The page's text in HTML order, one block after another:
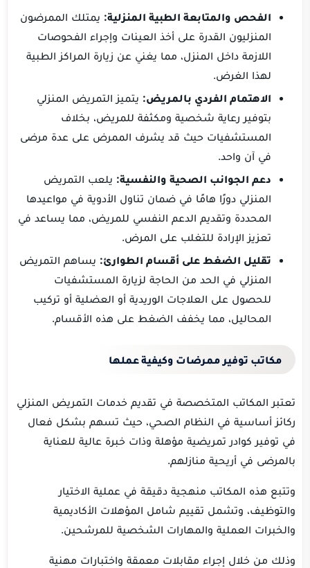
الفحص والمتابعة الطبية المنزلية: يمتلك الممرضون
المنزليون القدرة على أخذ العينات وإجراء الفحوصات
اللازمة داخل المنزل، مما يغني عن زيارة المراكز الطبية
لهذا الغرض.
الاهتمام الفردي بالمريض: يتميز التمريض المنزلي
بتوفير رعاية شخصية ومكثفة للمريض، بخلاف
المستشفيات حيث قد يشرف الممرض على عدة مرضى
في آن واحد.
دعم الجوانب الصحية والنفسية: يلعب التمريض
المنزلي دورًا هامًا في ضمان تناول الأدوية في مواعيدها
المحددة وتقديم الدعم النفسي للمريض، مما يساعد في
تعزيز الإرادة للتغلب على المرض.
تقليل الضغط على أقسام الطوارئ: يساهم التمريض
المنزلي في الحد من الحاجة لزيارة المستشفيات
للحصول على العلاجات الوريدية أو العضلية أو تركيب
المحاليل، مما يخفف الضغط على هذه الأقسام.
مكاتب توفير ممرضات وكيفية عملها
تعتبر المكاتب المتخصصة في تقديم خدمات التمريض المنزلي
ركائز أساسية في النظام الصحي، حيث تسهم بشكل فعال
في توفير كوادر تمريضية مؤهلة وذات خبرة عالية للعناية
بالمرضى في أريحية منازلهم.
وتتبع هذه المكاتب منهجية دقيقة في عملية الاختيار
والتوظيف، وتشمل تقييم شامل المؤهلات الأكاديمية
والخبرات العملية والمهارات الشخصية للمرشحين.
وذلك من خلال إجراء مقابلات معمقة واختبارات مهنية